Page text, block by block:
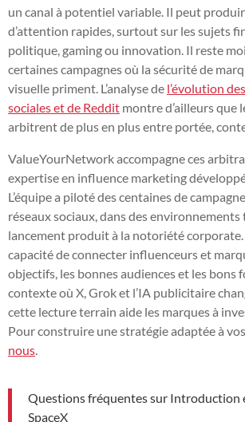
un canal à potentiel variable. Il peut
d’attention rapides, surtout sur les sujets
politique, gaming ou innovation. Il reste
certaines campagnes où la sécurité de
visuelle priment. L’analyse de l’évolution
sociales et de Reddit montre d’ailleurs que
arbitrent de plus en plus entre portée,
ValueYourNetwork accompagne ces
expertise en influence marketing
L’équipe a piloté des centaines de
réseaux sociaux, dans des
lancement produit à la notoriété corporate.
capacité de connecter influenceurs et
objectifs, les bonnes audiences et les bons
contexte où X, Grok et l’IA publicitaire
cette lecture terrain aide les marques à
Pour construire une stratégie adaptée à
nous
Questions fréquentes sur Introduction
SpaceX